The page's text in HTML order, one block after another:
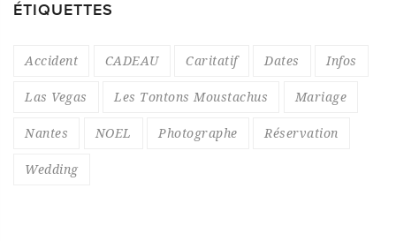
ÉTIQUETTES
Accident CADEAU Caritatif Dates Infos
Las Vegas Les Tontons Moustachus Mariage
Nantes NOEL Photographe Réservation
Wedding